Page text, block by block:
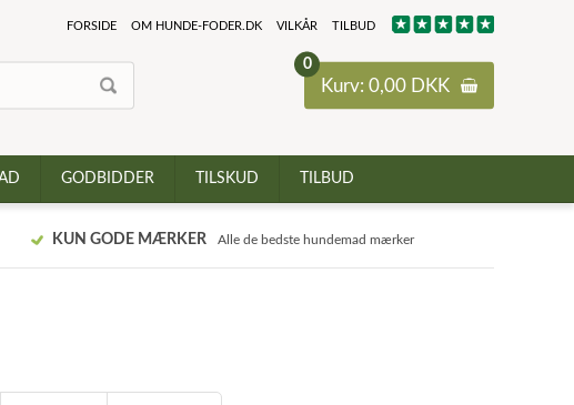
0
Kurv: 0,00 DKK
FORSIDE OM HUNDE-FODER.DK VILKÅR TILBUD
GODBIDDER TILSKUD TILBUD
KUN GODE MÆRKER Alle de bedste hundemad mærker